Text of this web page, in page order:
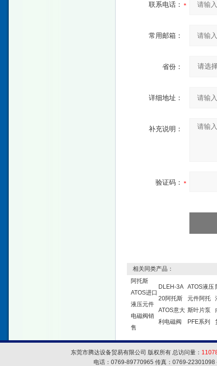
联系电话：
常用邮箱：
省份：
详细地址：
补充说明：
验证码：
相关同类产品：
阿托斯
ATOS进口
液压元件
电磁阀销
售
DLEH-3A
20阿托斯
ATOS意大
利电磁阀
ATOS液压
元件阿托
斯叶片泵
PFE系列
东莞市腾达设备贸易有限公司 版权所有 总访问量：
电话：0769-89770965 传真：0769-